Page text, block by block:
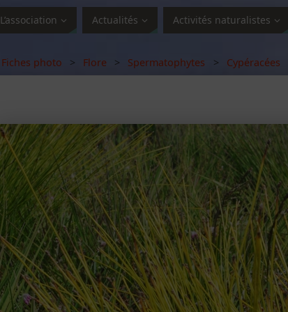
L’association Actualités Activités naturalistes
Fiches photo > Flore > Spermatophytes > Cypéracées